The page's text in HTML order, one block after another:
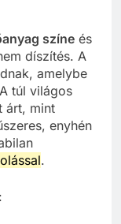
színe és
díszítés. A
amelybe
túl világos
árt, mint
enyhén
.